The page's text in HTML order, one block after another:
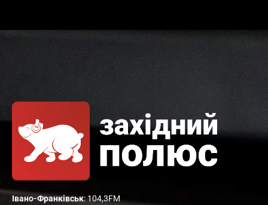
Івано-Франківськ: 104,3FM